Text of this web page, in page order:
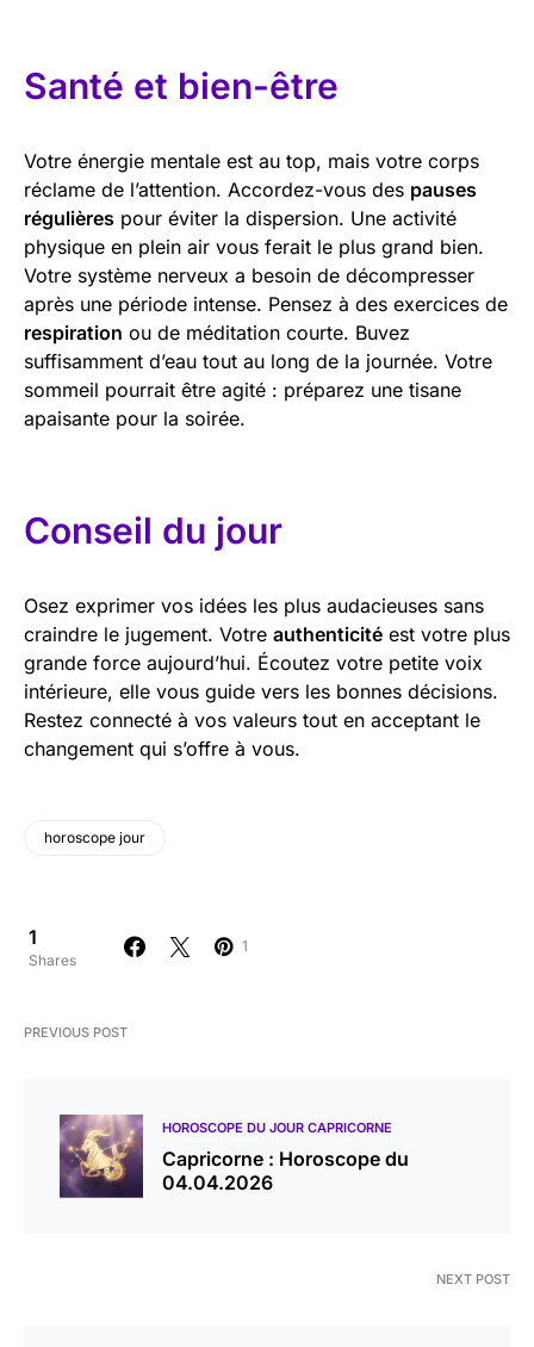
Santé et bien-être
Votre énergie mentale est au top, mais votre corps
réclame de l’attention. Accordez-vous des pauses
régulières pour éviter la dispersion. Une activité
physique en plein air vous ferait le plus grand bien.
Votre système nerveux a besoin de décompresser
après une période intense. Pensez à des exercices de
respiration ou de méditation courte. Buvez
suffisamment d’eau tout au long de la journée. Votre
sommeil pourrait être agité : préparez une tisane
apaisante pour la soirée.
Conseil du jour
Osez exprimer vos idées les plus audacieuses sans
craindre le jugement. Votre authenticité est votre plus
grande force aujourd’hui. Écoutez votre petite voix
intérieure, elle vous guide vers les bonnes décisions.
Restez connecté à vos valeurs tout en acceptant le
changement qui s’offre à vous.
horoscope jour
1
Shares
1
PREVIOUS POST
HOROSCOPE DU JOUR CAPRICORNE
Capricorne : Horoscope du
04.04.2026
NEXT POST